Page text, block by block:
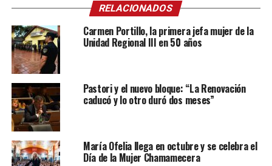
RELACIONADOS
Carmen Portillo, la primera jefa mujer de la
Unidad Regional III en 50 años
Pastori y el nuevo bloque: “La Renovación
caducó y lo otro duró dos meses”
María Ofelia llega en octubre y se celebra el
Día de la Mujer Chamamecera